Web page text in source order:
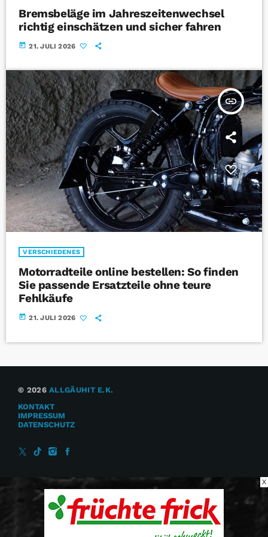
Bremsbeläge im Jahreszeitenwechsel
richtig einschätzen und sicher fahren
today 21. JULI 2026
insert_link
VERSCHIEDENES
Motorradteile online bestellen: So finden
Sie passende Ersatzteile ohne teure
Fehlkäufe
today 21. JULI 2026
© 2026ALLGÄUHIT E.K.
KONTAKT
IMPRESSUM
DATENSCHUTZ
X